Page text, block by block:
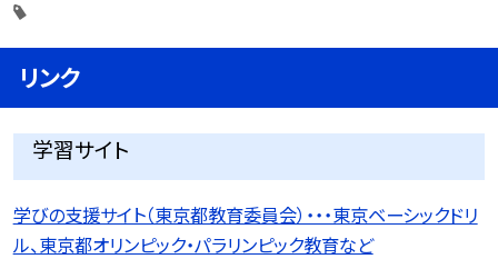
リンク
学習サイト
学びの支援サイト（東京都教育委員会）・・・東京ベーシックドリ
ル、東京都オリンピック・パラリンピック教育など